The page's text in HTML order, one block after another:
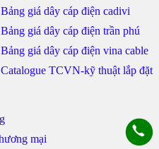
Bảng giá dây cáp điện cadivi
Bảng giá dây cáp điện trần phú
Bảng giá dây cáp điện vina cable
Catalogue TCVN-kỹ thuật lắp đặt
mại